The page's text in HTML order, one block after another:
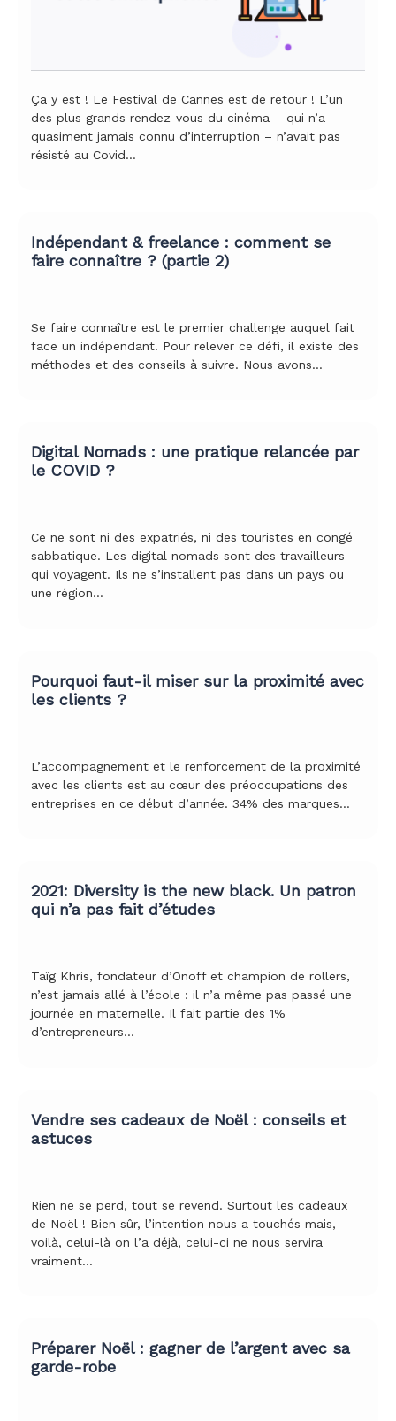
Ça y est ! Le Festival de Cannes est de retour ! L’un
des plus grands rendez-vous du cinéma – qui n’a
quasiment jamais connu d’interruption – n’avait pas
résisté au Covid…
Indépendant & freelance : comment se
faire connaître ? (partie 2)
Se faire connaître est le premier challenge auquel fait
face un indépendant. Pour relever ce défi, il existe des
méthodes et des conseils à suivre. Nous avons…
Digital Nomads : une pratique relancée par
le COVID ?
Ce ne sont ni des expatriés, ni des touristes en congé
sabbatique. Les digital nomads sont des travailleurs
qui voyagent. Ils ne s’installent pas dans un pays ou
une région…
Pourquoi faut-il miser sur la proximité avec
les clients ?
L’accompagnement et le renforcement de la proximité
avec les clients est au cœur des préoccupations des
entreprises en ce début d’année. 34% des marques…
2021: Diversity is the new black. Un patron
qui n’a pas fait d’études
Taïg Khris, fondateur d’Onoff et champion de rollers,
n’est jamais allé à l’école : il n’a même pas passé une
journée en maternelle. Il fait partie des 1%
d’entrepreneurs…
Vendre ses cadeaux de Noël : conseils et
astuces
Rien ne se perd, tout se revend. Surtout les cadeaux
de Noël ! Bien sûr, l’intention nous a touchés mais,
voilà, celui-là on l’a déjà, celui-ci ne nous servira
vraiment…
Préparer Noël : gagner de l’argent avec sa
garde-robe